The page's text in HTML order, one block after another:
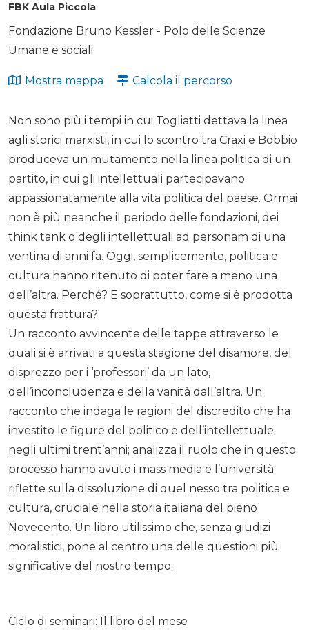
FBK Aula Piccola
Fondazione Bruno Kessler - Polo delle Scienze
Umane e sociali
Mostra mappa Calcola il percorso
Non sono più i tempi in cui Togliatti dettava la linea
agli storici marxisti, in cui lo scontro tra Craxi e Bobbio
produceva un mutamento nella linea politica di un
partito, in cui gli intellettuali partecipavano
appassionatamente alla vita politica del paese. Ormai
non è più neanche il periodo delle fondazioni, dei
think tank o degli intellettuali ad personam di una
ventina di anni fa. Oggi, semplicemente, politica e
cultura hanno ritenuto di poter fare a meno una
dell’altra. Perché? E soprattutto, come si è prodotta
questa frattura?
Un racconto avvincente delle tappe attraverso le
quali si è arrivati a questa stagione del disamore, del
disprezzo per i ‘professori’ da un lato,
dell’inconcludenza e della vanità dall’altra. Un
racconto che indaga le ragioni del discredito che ha
investito le figure del politico e dell’intellettuale
negli ultimi trent’anni; analizza il ruolo che in questo
processo hanno avuto i mass media e l’università;
riflette sulla dissoluzione di quel nesso tra politica e
cultura, cruciale nella storia italiana del pieno
Novecento. Un libro utilissimo che, senza giudizi
moralistici, pone al centro una delle questioni più
significative del nostro tempo.
Ciclo di seminari: Il libro del mese